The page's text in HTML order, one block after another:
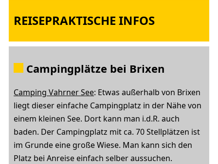
REISEPRAKTISCHE INFOS
Campingplätze bei Brixen
Camping Vahrner See: Etwas außerhalb von Brixen
liegt dieser einfache Campingplatz in der Nähe von
einem kleinen See. Dort kann man i.d.R. auch
baden. Der Campingplatz mit ca. 70 Stellplätzen ist
im Grunde eine große Wiese. Man kann sich den
Platz bei Anreise einfach selber aussuchen.